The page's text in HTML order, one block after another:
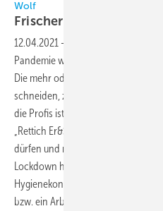
Wolf
Frischer Haarschnitt
12.04.2021 -
Pandemie waren bis vor Kurzem
Die mehr oder weniger gelungenen
schneiden, zeigen aber deutlich,
die Profis ist. Robert Rettich,
„Rettich Er&Sie“ in Regensburg,
dürfen und mit seinem Team
Lockdown hatte er alles
Hygienekonzept den Kunden und
bzw. ein Arbeiten in sicherer